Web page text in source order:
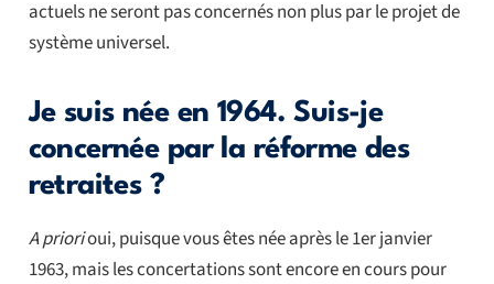
actuels ne seront pas concernés non plus par le projet de
système universel.
Je suis née en 1964. Suis-je
concernée par la réforme des
retraites ?
A priorioui, puisque vous êtes née après le 1er janvier
1963, mais les concertations sont encore en cours pour